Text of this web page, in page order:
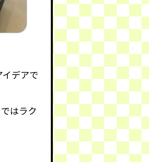
デアで
はラク